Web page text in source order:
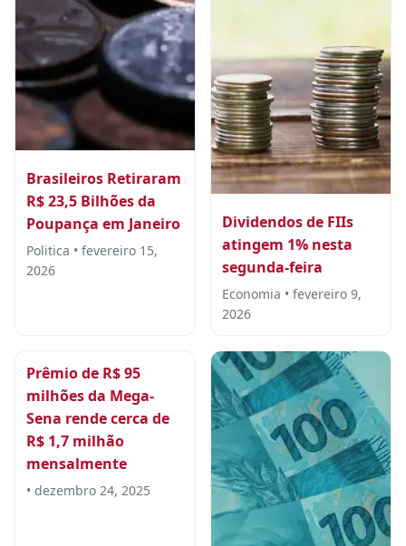
Brasileiros Retiraram
R$ 23,5 Bilhões da
Poupança em Janeiro
Politica • fevereiro 15,
2026
Dividendos de FIIs
atingem 1% nesta
segunda-feira
Economia • fevereiro 9,
2026
Prêmio de R$ 95
milhões da Mega-
Sena rende cerca de
R$ 1,7 milhão
mensalmente
• dezembro 24, 2025